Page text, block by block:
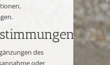
des
oder